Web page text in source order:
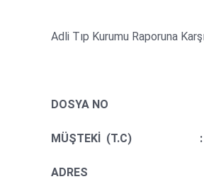
Adli Tıp Kurumu Raporuna
DOSYA NO :
MÜŞTEKİ (T.C) :
ADRES